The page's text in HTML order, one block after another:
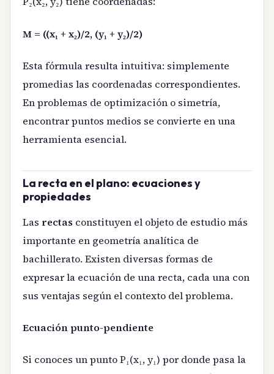
M = ((x₁ + x₂)/2, (y₁ + y₂)/2)
Esta fórmula resulta intuitiva: simplemente
promedias las coordenadas correspondientes.
En problemas de optimización o simetría,
encontrar puntos medios se convierte en una
herramienta esencial.
La recta en el plano: ecuaciones y
propiedades
Las rectas constituyen el objeto de estudio más
importante en geometría analítica de
bachillerato. Existen diversas formas de
expresar la ecuación de una recta, cada una con
sus ventajas según el contexto del problema.
Ecuación punto-pendiente
Si conoces un punto P₁(x₁, y₁) por donde pasa la